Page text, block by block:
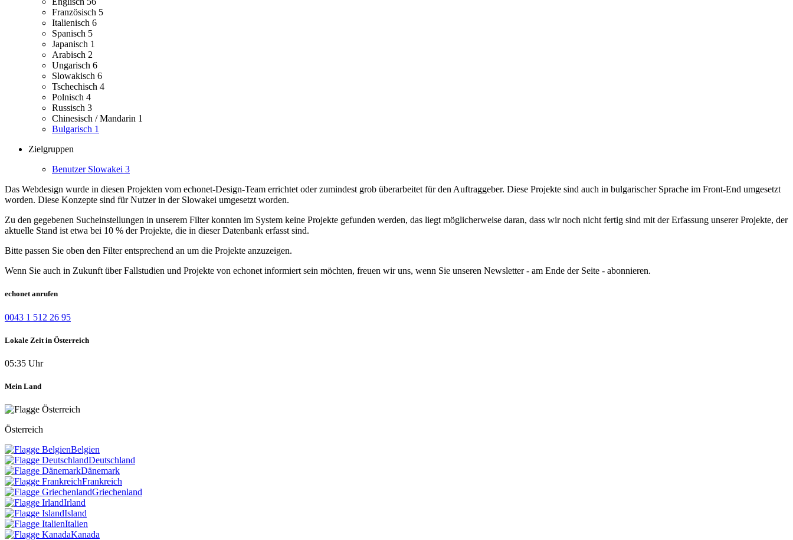
Französisch 5
Italienisch 6
Spanisch 5
Japanisch 1
Arabisch 2
Ungarisch 6
Slowakisch 6
Tschechisch 4
Polnisch 4
Russisch 3
Chinesisch / Mandarin 1
Bulgarisch 1
Zielgruppen
Benutzer Slowakei 3
Das Webdesign wurde in diesen Projekten vom echonet-Design-Team errichtet oder zumindest grob überarbeitet für den Auftraggeber. Diese Projekte sind auch in bulgarischer Sprache im Front-End umgesetzt
worden. Diese Konzepte sind für Nutzer in der Slowakei umgesetzt worden.
Zu den gegebenen Sucheinstellungen in unserem Filter konnten im System keine Projekte gefunden werden, das liegt möglicherweise daran, dass wir noch nicht fertig sind mit der Erfassung unserer Projekte, der
aktuelle Stand ist etwa bei 10 % der Projekte, die in dieser Datenbank erfasst sind.
Bitte passen Sie oben den Filter entsprechend an um die Projekte anzuzeigen.
Wenn Sie auch in Zukunft über Fallstudien und Projekte von echonet informiert sein möchten, freuen wir uns, wenn Sie unseren Newsletter - am Ende der Seite - abonnieren.
echonet anrufen
0043 1 512 26 95
Lokale Zeit in Österreich
05:35 Uhr
Mein Land
Österreich
Belgien
Deutschland
Dänemark
Frankreich
Griechenland
Irland
Island
Italien
Kanada